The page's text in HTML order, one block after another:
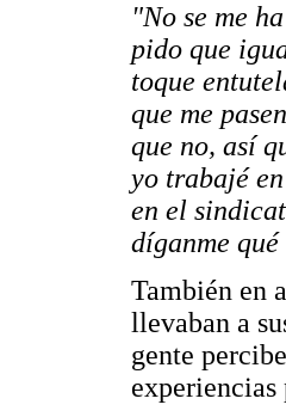
"No se me
pido que
toque
que me
que no, así
yo trabajé
en el
díganme
También en
llevaban a
gente
experiencias